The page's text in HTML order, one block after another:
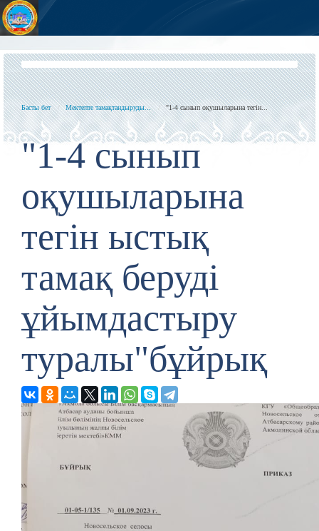
Басты бет Мектепте тамақтандыруды... "1-4 сынып оқушыларына тегін...
"1-4 сынып
оқушыларына
тегін ыстық
тамақ беруді
ұйымдастыру
туралы"бұйрық